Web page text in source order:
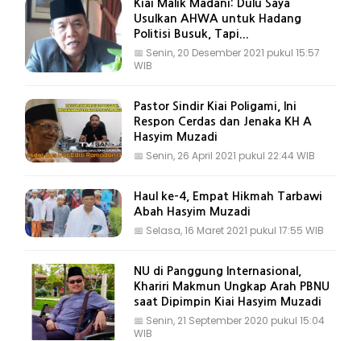
Kiai Malik Madani: Dulu Saya
Usulkan AHWA untuk Hadang
Politisi Busuk, Tapi...
📅 Senin, 20 Desember 2021 pukul 15:57
WIB
Pastor Sindir Kiai Poligami, Ini
Respon Cerdas dan Jenaka KH A
Hasyim Muzadi
📅 Senin, 26 April 2021 pukul 22:44 WIB
Haul ke-4, Empat Hikmah Tarbawi
Abah Hasyim Muzadi
📅 Selasa, 16 Maret 2021 pukul 17:55 WIB
NU di Panggung Internasional,
Khariri Makmun Ungkap Arah PBNU
saat Dipimpin Kiai Hasyim Muzadi
📅 Senin, 21 September 2020 pukul 15:04
WIB